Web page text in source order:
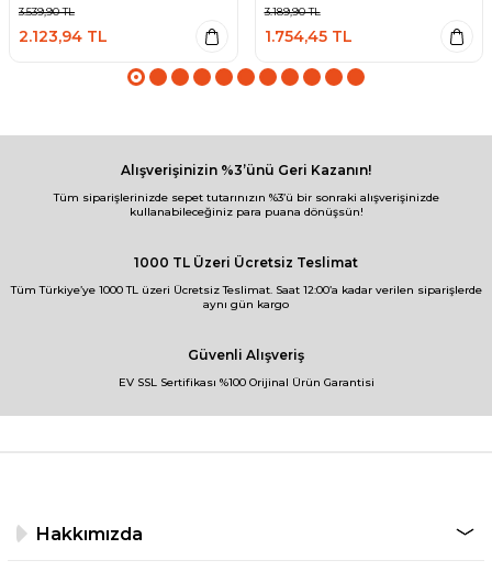
3.539,90TL
2.123,94 TL
3.189,90TL
1.754,45TL
Alışverişinizin %3’ünü Geri Kazanın!
Tüm siparişlerinizde sepet tutarınızın %3’ü bir sonraki alışverişinizde
kullanabileceğiniz para puana dönüşsün!
1000 TL Üzeri Ücretsiz Teslimat
Tüm Türkiye’ye 1000 TL üzeri Ücretsiz Teslimat. Saat 12:00’a kadar verilen siparişlerde
aynı gün kargo
Güvenli Alışveriş
EV SSL Sertifikası %100 Orijinal Ürün Garantisi
Hakkımızda